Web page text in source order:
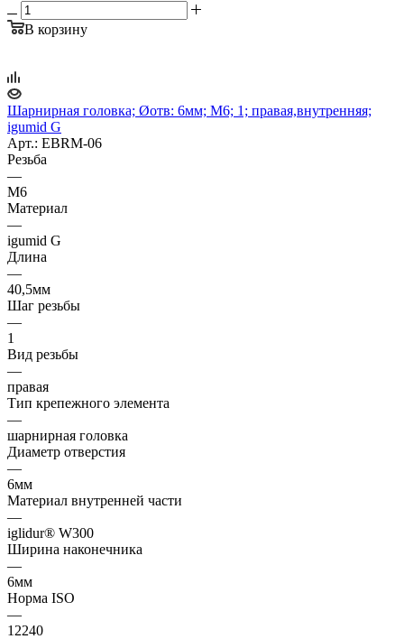
В корзину
Шарнирная головка; Øотв: 6мм; M6; 1; правая,внутренняя;
igumid G
Арт.: EBRM-06
Резьба
—
M6
Материал
—
igumid G
Длина
—
40,5мм
Шаг резьбы
—
1
Вид резьбы
—
правая
Тип крепежного элемента
—
шарнирная головка
Диаметр отверстия
—
6мм
Материал внутренней части
—
iglidur® W300
Ширина наконечника
—
6мм
Норма ISO
—
12240